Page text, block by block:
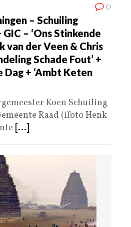
0
– Schuiling
– ‘Ons Stinkende
van der Veen & Chris
Schade Fout’ +
Dag + ‘Ambt Keten
Koen Schuiling
Raad (ffoto Henk
[...]